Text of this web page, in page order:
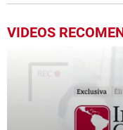
VIDEOS